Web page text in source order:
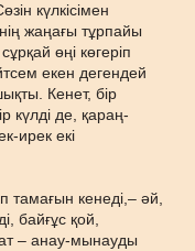
күлкісімен
жаңағы тұрпайы
өңі көгеріп
екен дегендей
Кенет, бір
күлді де, қараң-
ирек екі
кенеді,– әй,
байғұс қой,
– анау-мынауды